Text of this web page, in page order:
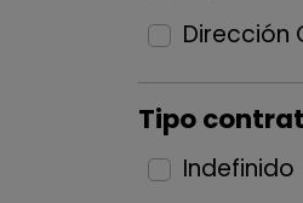
Dirección
Tipo
Indefinido